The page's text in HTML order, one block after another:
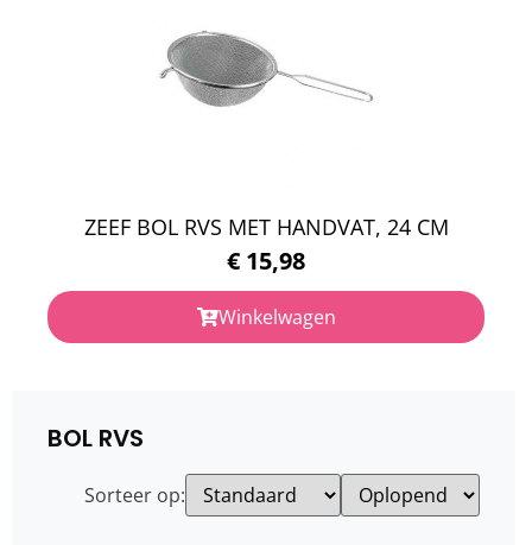
ZEEF BOL RVS MET HANDVAT, 24 CM
€ 15,98
Winkelwagen
BOL RVS
Sorteer op: